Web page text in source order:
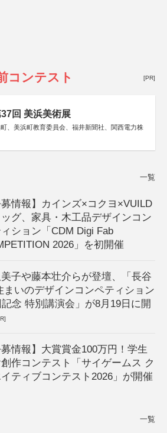
コンテスト [PR]
回 美浜美術展
、美浜町教育委員会、福井新聞社、関西電力株
一覧
募情報】カインズ×コクヨ×VUILD
グ、家具・木工品デザインコン
ション「CDM Digi Fab
2026」を初開催
子や藤本壮介らが登壇、「長谷
まいのデザインコンペティション
念 特別講演会」が8月19日に開
募情報】大賞賞金100万円！学生
作コンテスト「サイゲームス ク
イティブコンテスト2026」が開催
一覧